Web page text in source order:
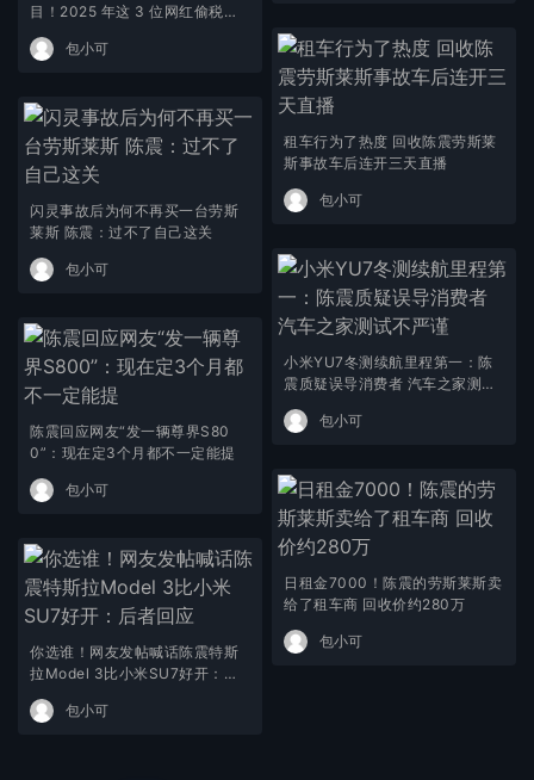
目！2025 年这 3 位网红偷税翻
车，最高罚 2379 万
包小可
闪灵事故后为何不再买一台劳斯
莱斯 陈震：过不了自己这关
包小可
租车行为了热度 回收陈震劳斯莱
斯事故车后连开三天直播
包小可
陈震回应网友“发一辆尊界S80
0”：现在定3个月都不一定能提
包小可
小米YU7冬测续航里程第一：陈
震质疑误导消费者 汽车之家测试
不严谨
包小可
你选谁！网友发帖喊话陈震特斯
拉Model 3比小米SU7好开：后
者回应
包小可
日租金7000！陈震的劳斯莱斯卖
给了租车商 回收价约280万
包小可